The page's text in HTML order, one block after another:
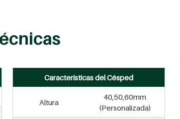
Características del Césped
Altura
40,50,60mm
(Personalizada)